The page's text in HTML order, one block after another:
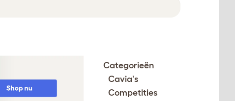
Categorieën
Cavia's
Competities